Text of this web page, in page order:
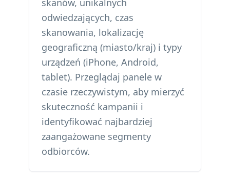
skanów, unikalnych
odwiedzających, czas
skanowania, lokalizację
geograficzną (miasto/kraj) i typy
urządzeń (iPhone, Android,
tablet). Przeglądaj panele w
czasie rzeczywistym, aby mierzyć
skuteczność kampanii i
identyfikować najbardziej
zaangażowane segmenty
odbiorców.